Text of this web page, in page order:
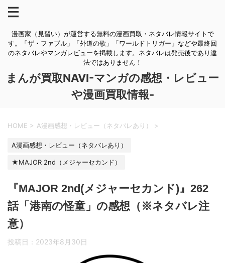
漫画家（見習い）が運営する無料の漫画買取・ネタバレ情報サイトで
す。「ザ・ファブル」「外道の歌」「ワールドトリガー」などや最終回
のネタバレやマンガレビューを掲載します。ネタバレは発売後であり違
法ではありません！
まんが買取NAVI-マンガの感想・レビュー
や漫画買取情報-
HOME > A漫画感想・レビュー（ネタバレあり） >
A漫画感想・レビュー（ネタバレあり）
★MAJOR 2nd（メジャーセカンド）
『MAJOR 2nd(メジャーセカンド)』262
話「港南の怪童」の感想（※ネタバレ注
意）
投稿日： 2023年8月30日